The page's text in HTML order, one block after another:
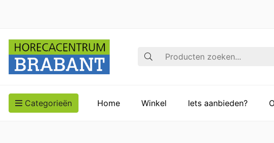
Zoek op
Categorieën Home Winkel Iets aanbieden?